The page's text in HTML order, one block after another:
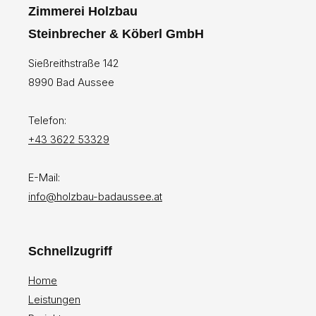
Zimmerei Holzbau
Steinbrecher & Köberl GmbH
Sießreithstraße 142
8990 Bad Aussee
Telefon:
+43 3622 53329
E-Mail:
info@holzbau-badaussee.at
Schnellzugriff
Home
Leistungen